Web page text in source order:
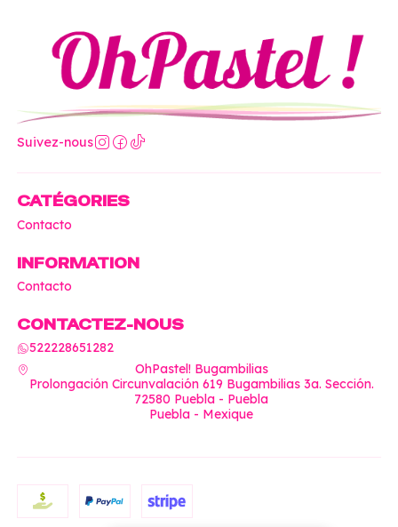
Suivez-nous
CATÉGORIES
Contacto
INFORMATION
Contacto
CONTACTEZ-NOUS
522228651282
OhPastel! Bugambilias
Prolongación Circunvalación 619 Bugambilias 3a. Sección.
72580 Puebla - Puebla
Puebla - Mexique